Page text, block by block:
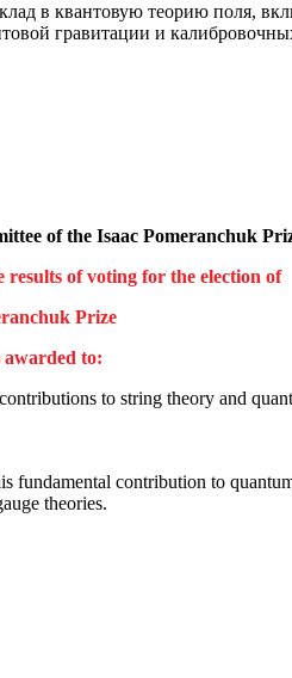
в квантовую теорию поля,
гравитации и
of the Isaac Pomeranchuk
of voting for the election of
Prize
awarded to:
to string theory and
fundamental contribution to
theories.